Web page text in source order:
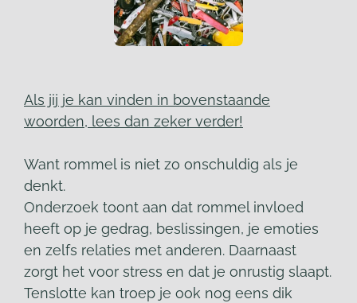
Als jij je kan vinden in bovenstaande
woorden, lees dan zeker verder!
Want rommel is niet zo onschuldig als je
denkt.
Onderzoek toont aan dat rommel invloed
heeft op je gedrag, beslissingen, je emoties
en zelfs relaties met anderen. Daarnaast
zorgt het voor stress en dat je onrustig slaapt.
Tenslotte kan troep je ook nog eens dik